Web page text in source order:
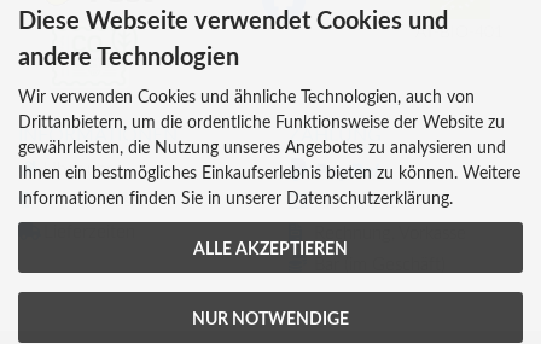
AT-BIO-401
INFORMATIONEN
Über uns
Versandkosten
Lieferzeiten
ZAHLUNG
Kreditkarte
Bar (im Geschäft)
Diese Webseite verwendet Cookies und
andere Technologien
Wir verwenden Cookies und ähnliche Technologien, auch von
Drittanbietern, um die ordentliche Funktionsweise der Website zu
gewährleisten, die Nutzung unseres Angebotes zu analysieren und
Ihnen ein bestmögliches Einkaufserlebnis bieten zu können. Weitere
Informationen finden Sie in unserer Datenschutzerklärung.
ALLE AKZEPTIEREN
NUR NOTWENDIGE